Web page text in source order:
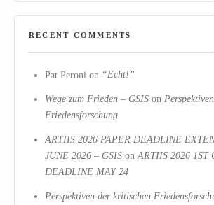
RECENT COMMENTS
Pat Peroni on “Echt!”
Wege zum Frieden – GSIS on
Friedensforschung
ARTIIS 2026 PAPER DEADLINE
JUNE 2026 – GSIS onARTIIS 2026 1ST
DEADLINE MAY 24
Perspektiven der kritischen